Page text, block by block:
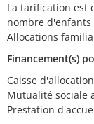
La tarification est
nombre d'enfants
Allocations
Financement(s)
Caisse
Mutualité sociale
Prestation